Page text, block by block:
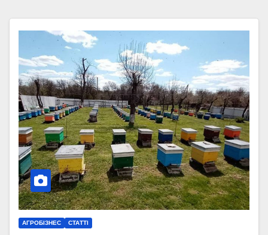
АГРОБІЗНЕС СТАТТІ